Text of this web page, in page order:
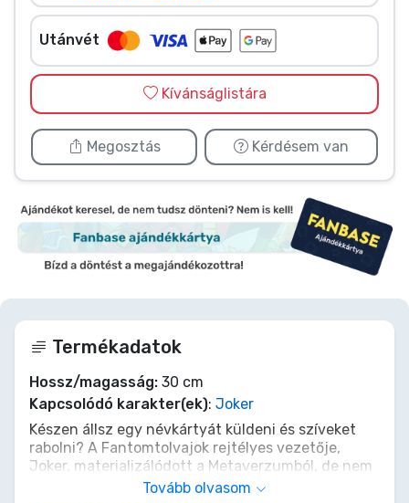
Utánvét
Kívánságlistára
Megosztás Kérdésem van
Termékadatok
Hossz/magasság: 30 cm
Kapcsolódó karakter(ek): Joker
Készen állsz egy névkártyát küldeni és szíveket
rabolni? A Fantomtolvajok rejtélyes vezetője,
Joker, materializálódott a Metaverzumból, de nem
azért, hogy beszivárogjon a Palotádba, hanem
Tovább olvasom